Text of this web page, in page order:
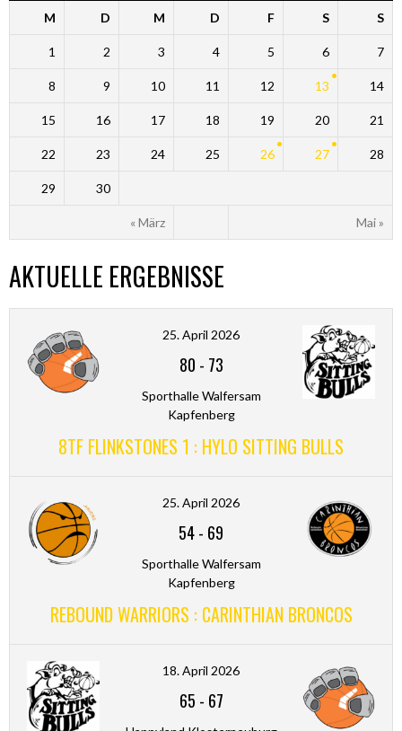
M D M D F S S
« März Mai »
1 2 3 4 5 6 7
8 9 10 11 12 13 14
15 16 17 18 19 20 21
22 23 24 25 26 27 28
29 30
AKTUELLE ERGEBNISSE
25. April 2026
80 - 73
Sporthalle Walfersam
Kapfenberg
8TF FLINKSTONES 1 : HYLO SITTING BULLS
25. April 2026
54- 69
Sporthalle Walfersam
Kapfenberg
REBOUND WARRIORS : CARINTHIAN BRONCOS
18. April 2026
65 - 67